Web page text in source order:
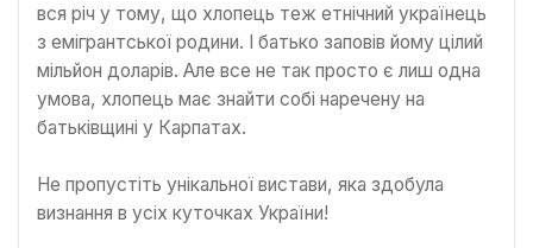
вся річ у тому, що хлопець теж етнічний українець
з емігрантської родини. І батько заповів йому цілий
мільйон доларів. Але все не так просто є лиш одна
умова, хлопець має знайти собі наречену на
батьківщині у Карпатах.
Не пропустіть унікальної вистави, яка здобула
визнання в усіх куточках України!